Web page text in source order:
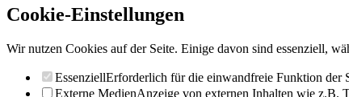
Cookie-Einstellungen
Wir nutzen Cookies auf der Seite. Einige davon sind essenziell,
EssenziellErforderlich für die einwandfreie Funktion der
Externe MedienAnzeige von externen Inhalten wie z.B.